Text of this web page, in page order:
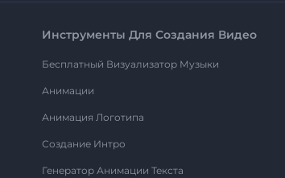
Инструменты Для Создания Видео
Бесплатный Визуализатор Музыки
Анимации
Анимация Логотипа
Создание Интро
Генератор Анимации Текста